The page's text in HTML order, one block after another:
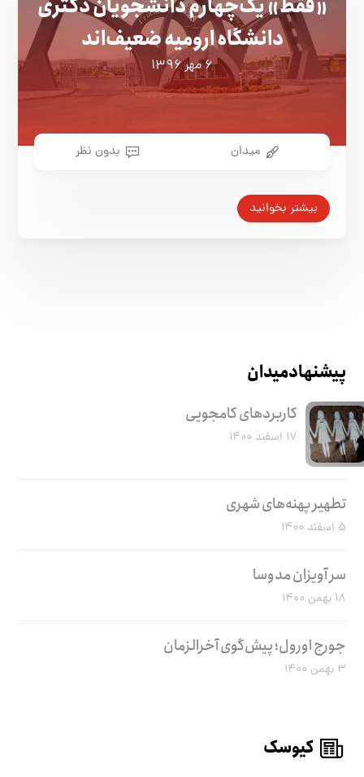
«فقط» یک‌چهارم دانشجویان دکتری
دانشگاه ارومیه ضعیف‌اند
۶ مهر ۱۳۹۶
میدان بدون نظر
بیشتر بخوانید
پیشنهاد میدان
کاربرد‌های کامجویی
۱۷ اسفند ۱۴۰۰
تطهیر پهنه‌های شهری
۵ اسفند ۱۴۰۰
سر آویزان مدوسا
۱۸ بهمن ۱۴۰۰
جورج اورول؛ پیش‌گوی آخرالزمان
۳ بهمن ۱۴۰۰
کیوسک